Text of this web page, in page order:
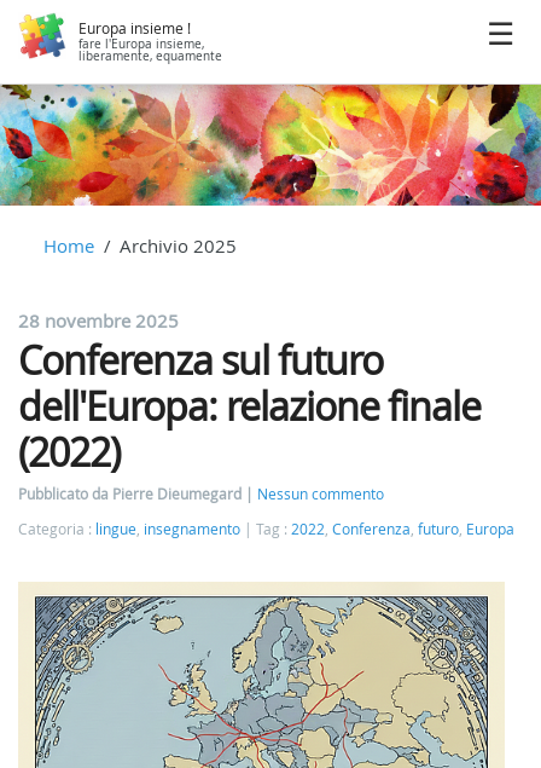
Europa insieme !
fare l'Europa insieme,
liberamente, equamente
Home Archivio 2025
28 novembre 2025
Conferenza sul futuro
dell'Europa: relazione finale
(2022)
Pubblicato da Pierre Dieumegard
Nessun commento
Categoria : lingue insegnamento Tag : 2022 Conferenza futuro Europa